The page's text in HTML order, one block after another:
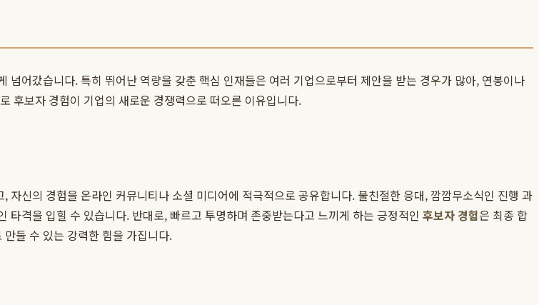
어갔습니다. 특히 뛰어난 역량을 갖춘 핵심 인재들은 여러 기업으로부터 제안을 받는 경우가 많아, 연봉이나
후보자 경험이 기업의 새로운 경쟁력으로 떠오른 이유입니다.
신의 경험을 온라인 커뮤니티나 소셜 미디어에 적극적으로 공유합니다. 불친절한 응대, 깜깜무소식인 진행 과
격을 입힐 수 있습니다. 반대로, 빠르고 투명하며 존중받는다고 느끼게 하는 긍정적인 후보자 경험은 최종 합
들 수 있는 강력한 힘을 가집니다.